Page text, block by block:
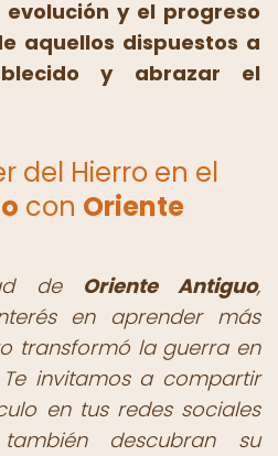
y el progreso
aquellos dispuestos a
y abrazar el
del Hierro en el
con Oriente
de Oriente Antiguo,
en aprender más
transformó la guerra en
invitamos a compartir
en tus redes sociales
descubran su